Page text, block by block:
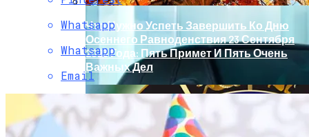
Что Нужно Успеть Завершить Ко Дню
Осеннего Равноденствия 23 Сентября
2023 Года: Пять Примет И Пять Очень
Важных Дел
Whatsapp
Whatsapp
Email